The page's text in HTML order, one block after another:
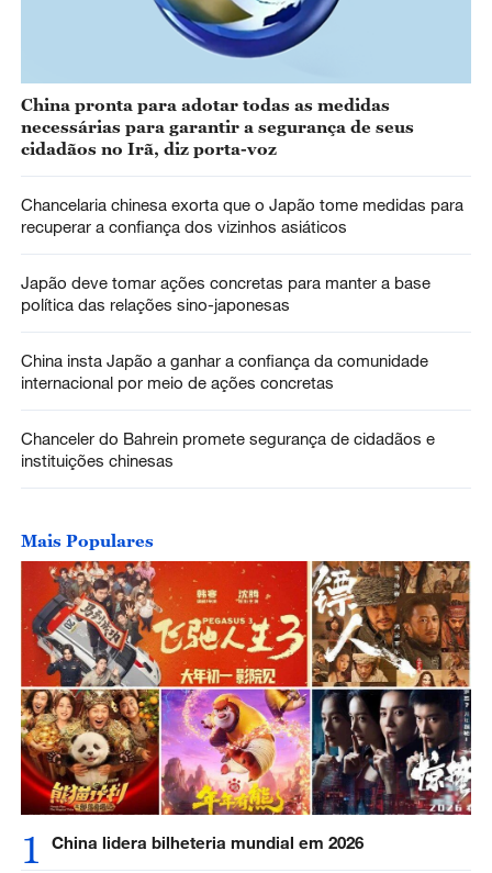
China pronta para adotar todas as medidas
necessárias para garantir a segurança de seus
cidadãos no Irã, diz porta-voz
Chancelaria chinesa exorta que o Japão tome medidas para
recuperar a confiança dos vizinhos asiáticos
Japão deve tomar ações concretas para manter a base
política das relações sino-japonesas
China insta Japão a ganhar a confiança da comunidade
internacional por meio de ações concretas
Chanceler do Bahrein promete segurança de cidadãos e
instituições chinesas
Mais Populares
1 China lidera bilheteria mundial em 2026